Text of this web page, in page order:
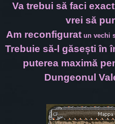
Va trebui să faci
vrei să
Am reconfiguratun vechi
Trebuie să-l găsești în
puterea maximă
Dungeonul